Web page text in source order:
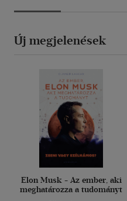
Új megjelenések
Elon Musk - Az ember, aki
meghatározza a tudományt